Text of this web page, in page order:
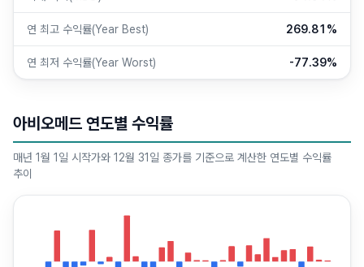
연 최고 수익률(Year Best) 269.81%
연 최저 수익률(Year Worst) -77.39%
아비오메드 연도별 수익률
매년 1월 1일 시작가와 12월 31일 종가를 기준으로 계산한 연도별 수익률
추이